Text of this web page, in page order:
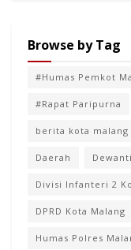
Browse by Tag
#Humas Pemkot
#Rapat Paripurna
berita kota malang
Daerah
Divisi Infanteri 2
DPRD Kota Malang
Humas Polres